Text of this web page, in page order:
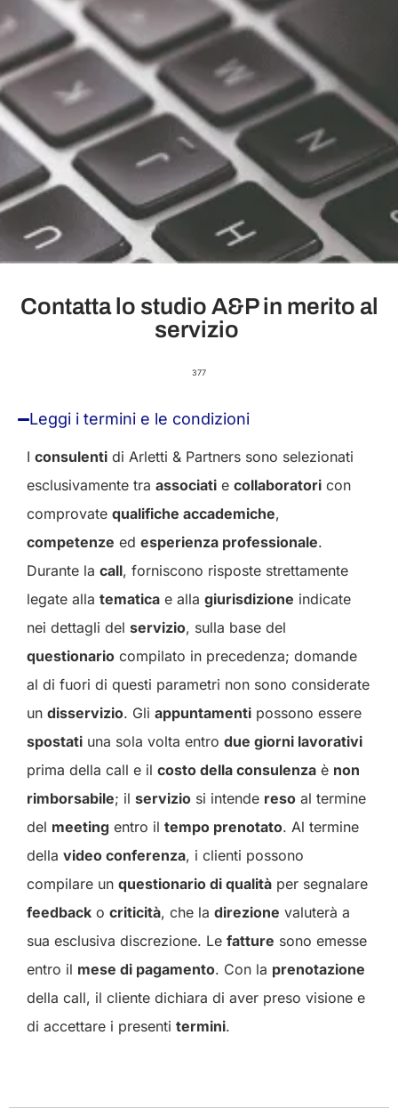
Contatta lo studio A&P in merito al
servizio ​
377
Leggi i termini e le condizioni
I consulenti di Arletti & Partners sono selezionati
esclusivamente tra associati e collaboratori con
comprovate qualifiche accademiche,
competenze ed esperienza professionale.
Durante la call, forniscono risposte strettamente
legate alla tematica e alla giurisdizione indicate
nei dettagli del servizio, sulla base del
questionario compilato in precedenza; domande
al di fuori di questi parametri non sono considerate
un disservizio. Gli appuntamenti possono essere
spostati una sola volta entro due giorni lavorativi
prima della call e il costo della consulenza è non
rimborsabile; il servizio si intende reso al termine
del meeting entro il tempo prenotato. Al termine
della video conferenza, i clienti possono
compilare un questionario di qualità per segnalare
feedback o criticità, che la direzione valuterà a
sua esclusiva discrezione. Le fatture sono emesse
entro il mese di pagamento. Con la prenotazione
della call, il cliente dichiara di aver preso visione e
di accettare i presenti termini.